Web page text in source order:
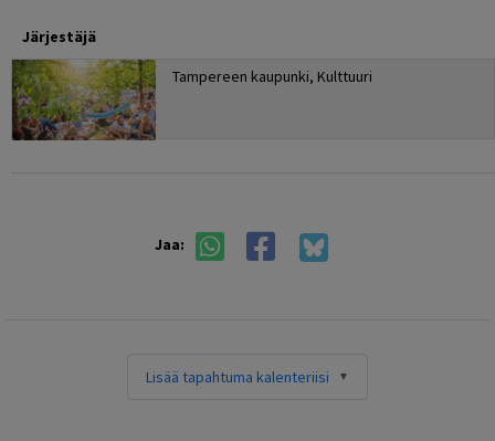
Järjestäjä
Tampereen kaupunki, Kulttuuri
Jaa:
Lisää tapahtuma kalenteriisi